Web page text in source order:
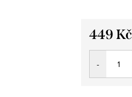
449 Kč
Měrná